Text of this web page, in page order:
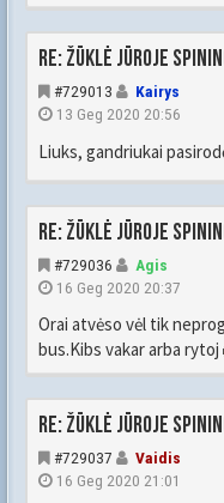
Re: Žūklė jūroje
#729013
Kairys
13 Geg 2020 20:56
Liuks, gandriukai
Re: Žūklė jūroje
#729036
Agis
16 Geg 2020 20:37
Orai atvėso vėl tik
bus.Kibs vakar arba rytoj
Re: Žūklė jūroje
#729037
Vaidis
16 Geg 2020 21:01